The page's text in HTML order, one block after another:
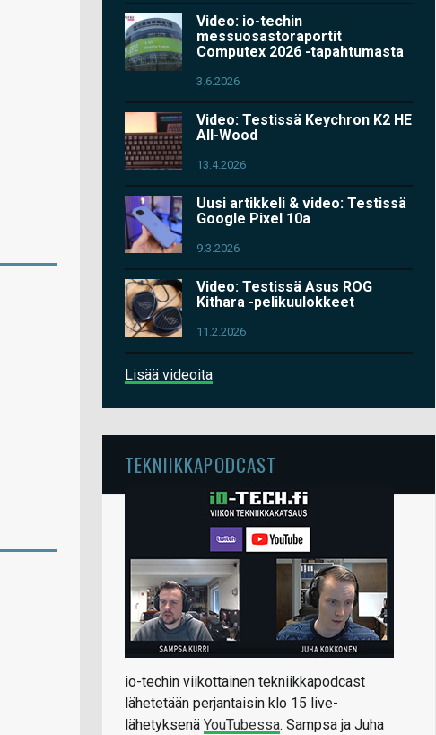
Video: io-techin
messuosastoraportit
Computex 2026 -tapahtumasta
3.6.2026
Video: Testissä Keychron K2 HE
All-Wood
13.4.2026
Uusi artikkeli & video: Testissä
Google Pixel 10a
9.3.2026
Video: Testissä Asus ROG
Kithara -pelikuulokkeet
11.2.2026
Lisää videoita
TEKNIIKKAPODCAST
io-techin viikottainen tekniikkapodcast
lähetetään perjantaisin klo 15 live-
lähetyksenä YouTubessa. Sampsa ja Juha